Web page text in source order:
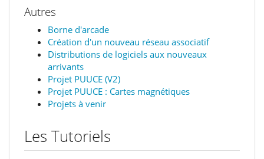
Autres
Borne d'arcade
Création d'un nouveau réseau associatif
Distributions de logiciels aux nouveaux
arrivants
Projet PUUCE (V2)
Projet PUUCE : Cartes magnétiques
Projets à venir
Les Tutoriels